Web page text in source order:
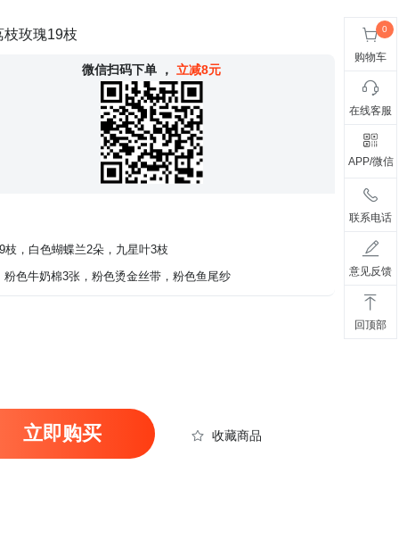
玫瑰19枝
微信扫码下单 ， 立减8元
，白色蝴蝶兰2朵，九星叶3枝
色牛奶棉3张，粉色烫金丝带，粉色鱼尾纱
立即购买 收藏商品
购物车
在线客服
APP/微信
联系电话
意见反馈
回顶部